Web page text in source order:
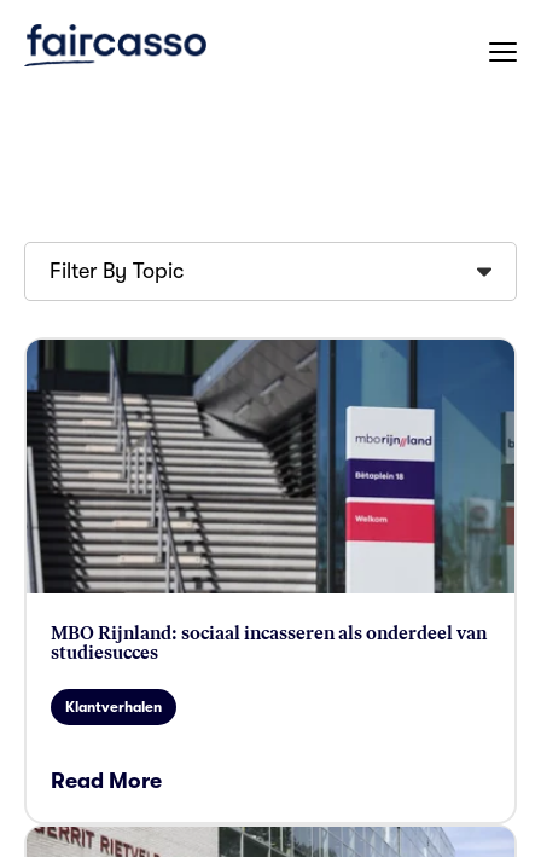
Filter By Topic
MBO Rijnland: sociaal incasseren als onderdeel van
studiesucces
Klantverhalen
Read More
card link
card link